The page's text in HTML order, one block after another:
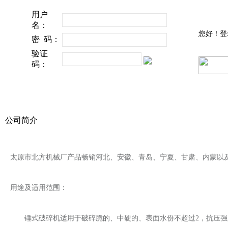
用户
名：
密 码：
验证
码：
您好！
公司简介
太原市北方机械厂产品畅销河北、安徽、青岛、宁夏、甘肃、内蒙
用途及适用范围：
锤式破碎机适用于破碎脆的、中硬的、表面水份不超过2，抗压强